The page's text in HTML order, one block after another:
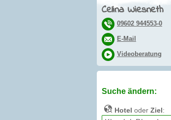
Celina Wiesneth
09602 944553-0
E-Mail
Videoberatung
Suche ändern:
Hotel oder Ziel: